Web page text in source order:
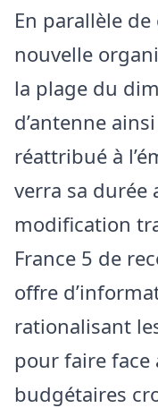
En parallèle
nouvelle
la plage du
d’antenne
réattribué à
verra sa durée
modification
France 5 de
offre
rationalisant
pour faire face
budgétaires